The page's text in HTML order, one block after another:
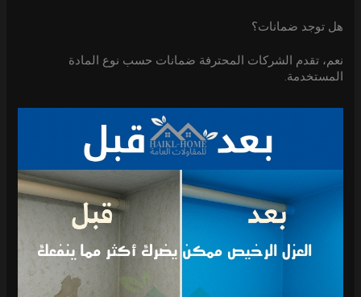
هل توجد ضمانات؟
نعم، تقدم الشركات المحترفة ضمانات حسب نوع المادة
المستخدمة.